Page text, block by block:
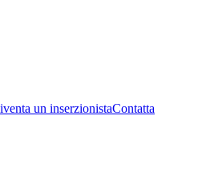
un inserzionistaContatta